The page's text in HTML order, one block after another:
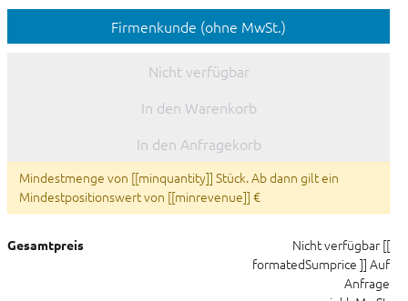
Firmenkunde (ohne MwSt.)
Nicht verfügbar
In den Warenkorb
In den Anfragekorb
Mindestmenge von [[minquantity]] Stück. Ab dann gilt ein
Mindestpositionswert von [[minrevenue]] €
Gesamtpreis Nicht verfügbar [[
formatedSumprice ]] Auf
Anfrage